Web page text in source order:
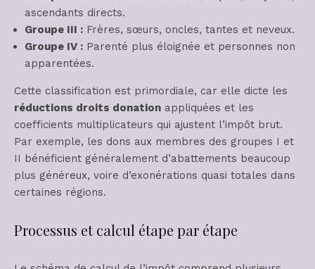
ascendants directs.
Groupe III : Frères, sœurs, oncles, tantes et neveux.
Groupe IV : Parenté plus éloignée et personnes non
apparentées.
Cette classification est primordiale, car elle dicte les
réductions droits donation appliquées et les
coefficients multiplicateurs qui ajustent l’impôt brut.
Par exemple, les dons aux membres des groupes I et
II bénéficient généralement d’abattements beaucoup
plus généreux, voire d’exonérations quasi totales dans
certaines régions.
Processus et calcul étape par étape